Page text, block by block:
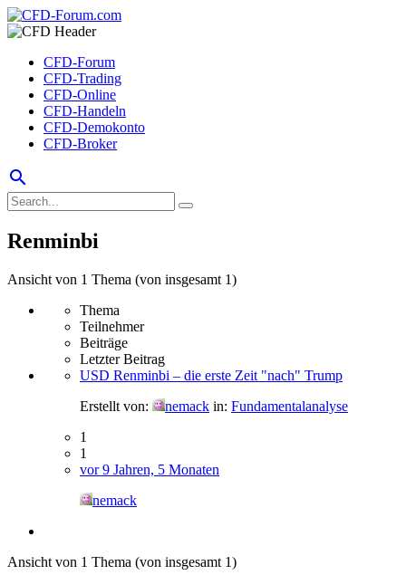
CFD-Forum
CFD-Trading
CFD-Online
CFD-Handeln
CFD-Demokonto
CFD-Broker
search
Renminbi
Ansicht von 1 Thema (von insgesamt 1)
Thema
Teilnehmer
Beiträge
Letzter Beitrag
USD Renminbi – die erste Zeit "nach" Trump
Erstellt von:
nemack in: Fundamentalanalyse
1
1
vor 9 Jahren, 5 Monaten
nemack
Ansicht von 1 Thema (von insgesamt 1)